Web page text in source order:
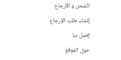
الشحن و الأرجاع
إنشاء طلب الإرجاع
إتصل بنا
حول الموقع